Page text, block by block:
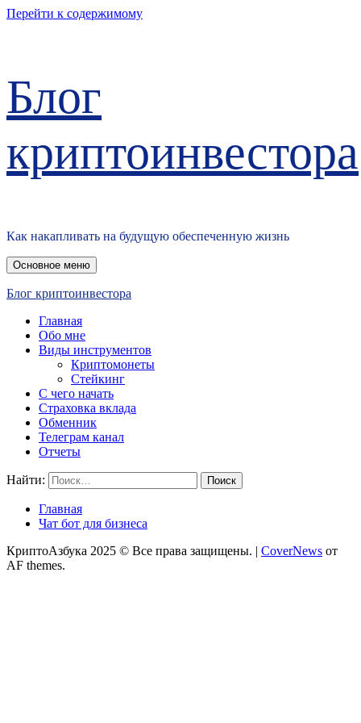
Перейти к содержимому
Блог
криптоинвестора
Как накапливать на будущую обеспеченную жизнь
Основное меню
Блог криптоинвестора
Главная
Обо мне
Виды инструментов
Криптомонеты
Стейкинг
С чего начать
Страховка вклада
Обменник
Телеграм канал
Отчеты
Найти:
Главная
Чат бот для бизнеса
КриптоАзбука 2025 © Все права защищены. | CoverNews от
AF themes.